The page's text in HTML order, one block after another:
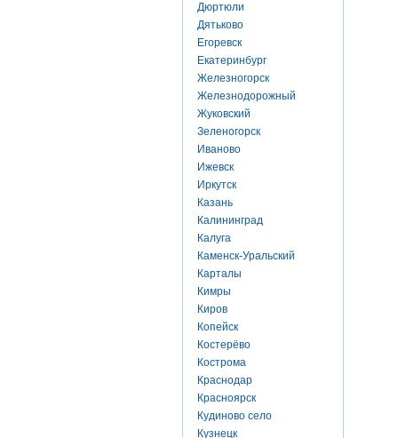
Дюртюли
Дятьково
Егоревск
Екатеринбург
Железногорск
Железнодорожный
Жуковский
Зеленогорск
Иваново
Ижевск
Иркутск
Казань
Калининград
Калуга
Каменск-Уральский
Карталы
Кимры
Киров
Копейск
Костерёво
Кострома
Краснодар
Красноярск
Кудиново село
Кузнецк